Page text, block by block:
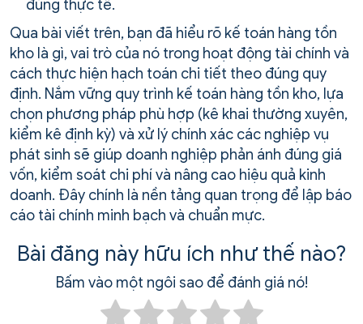
đúng thực tế.
Qua bài viết trên, bạn đã hiểu rõ kế toán hàng tồn
kho là gì, vai trò của nó trong hoạt động tài chính và
cách thực hiện hạch toán chi tiết theo đúng quy
định. Nắm vững quy trình kế toán hàng tồn kho, lựa
chọn phương pháp phù hợp (kê khai thường xuyên,
kiểm kê định kỳ) và xử lý chính xác các nghiệp vụ
phát sinh sẽ giúp doanh nghiệp phản ánh đúng giá
vốn, kiểm soát chi phí và nâng cao hiệu quả kinh
doanh. Đây chính là nền tảng quan trọng để lập báo
cáo tài chính minh bạch và chuẩn mực.
Bài đăng này hữu ích như thế nào?
Bấm vào một ngôi sao để đánh giá nó!